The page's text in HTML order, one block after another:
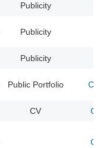
Publicity
Publicity
Publicity
Public Portfolio
CV